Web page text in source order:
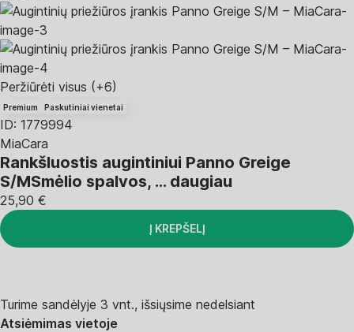
Peržiūrėti visus (+6)
Premium Paskutiniai vienetai
ID: 1779994
MiaCara
Rankšluostis augintiniui Panno Greige
S/MSmėlio spalvos, … daugiau
25,90 €
Į KREPŠELĮ
Turime sandėlyje 3 vnt., išsiųsime nedelsiant
Atsiėmimas vietoje